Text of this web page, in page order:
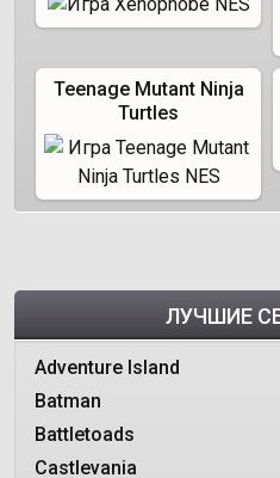
Teenage Mutant Ninja
Turtles
ЛУЧШИЕ
Adventure Island
Batman
Battletoads
Castlevania